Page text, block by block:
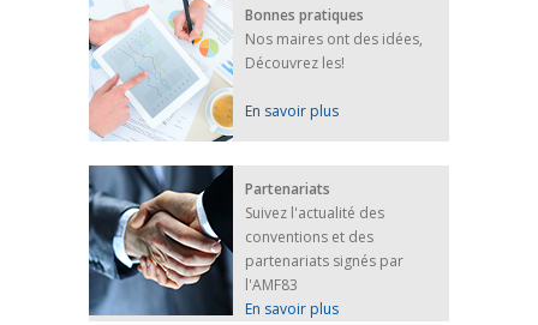
Bonnes pratiques
Nos maires ont des idées,
Découvrez les!
En savoir plus
Partenariats
Suivez l'actualité des
conventions et des
partenariats signés par
l'AMF83
En savoir plus